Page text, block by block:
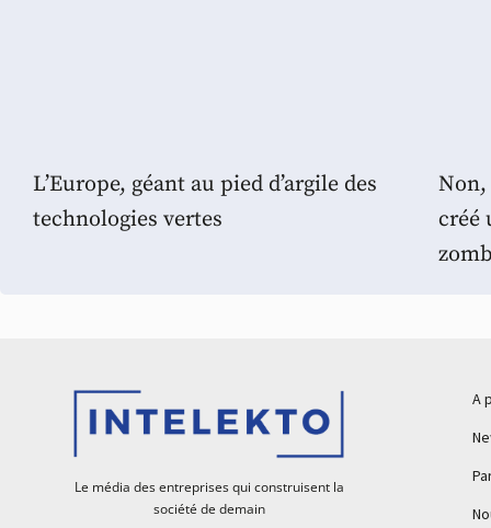
L’Europe, géant au pied d’argile des
technologies vertes
Non,
créé
Le média des entreprises qui construisent la
société de demain
A